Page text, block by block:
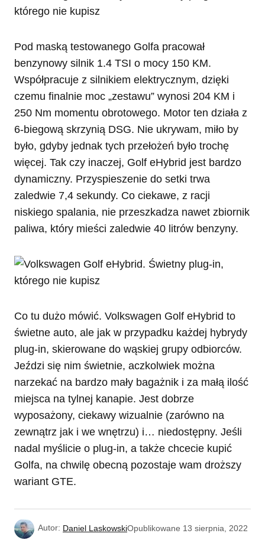
Pod maską testowanego Golfa pracował
benzynowy silnik 1.4 TSI o mocy 150 KM.
Współpracuje z silnikiem elektrycznym, dzięki
czemu finalnie moc „zestawu” wynosi 204 KM i
250 Nm momentu obrotowego. Motor ten działa z
6-biegową skrzynią DSG. Nie ukrywam, miło by
było, gdyby jednak tych przełożeń było trochę
więcej. Tak czy inaczej, Golf eHybrid jest bardzo
dynamiczny. Przyspieszenie do setki trwa
zaledwie 7,4 sekundy. Co ciekawe, z racji
niskiego spalania, nie przeszkadza nawet zbiornik
paliwa, który mieści zaledwie 40 litrów benzyny.
Co tu dużo mówić. Volkswagen Golf eHybrid to
świetne auto, ale jak w przypadku każdej hybrydy
plug-in, skierowane do wąskiej grupy odbiorców.
Jeździ się nim świetnie, aczkolwiek można
narzekać na bardzo mały bagażnik i za małą ilość
miejsca na tylnej kanapie. Jest dobrze
wyposażony, ciekawy wizualnie (zarówno na
zewnątrz jak i we wnętrzu) i… niedostępny. Jeśli
nadal myślicie o plug-in, a także chcecie kupić
Golfa, na chwilę obecną pozostaje wam droższy
wariant GTE.
Autor: Daniel LaskowskiOpublikowane 13 sierpnia, 2022